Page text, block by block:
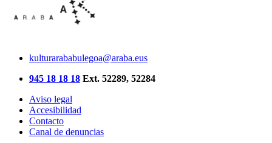
kulturarababulegoa@araba.eus
945 18 18 18 Ext. 52289, 52284
Aviso legal
Accesibilidad
Contacto
Canal de denuncias